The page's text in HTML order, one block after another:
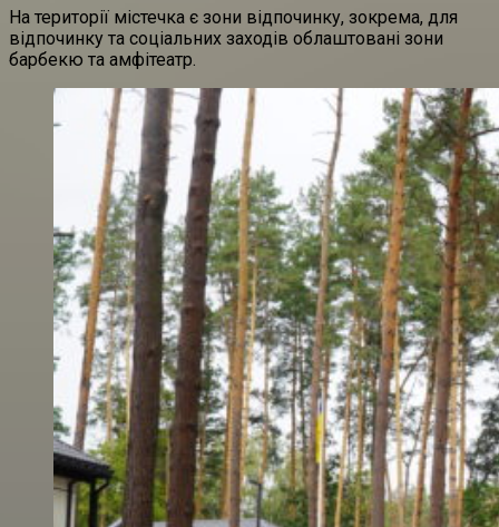
На території містечка є зони відпочинку, зокрема, для
відпочинку та соціальних заходів облаштовані зони
барбекю та амфітеатр.